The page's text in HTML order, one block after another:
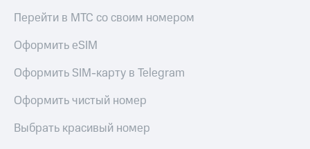
МТС
Все
приложения
Финансы
Инвестиции
Получайте
онлайн
деньги
доход 15%
Акции
Условия
пополнения
30%
Перейти в МТС со своим номером
Оформить eSIM
Оформить SIM-карту в Telegram
Оформить чистый номер
Выбрать красивый номер